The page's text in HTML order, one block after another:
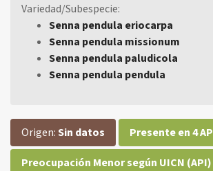
Variedad/Subespecie:
Senna pendula eriocarpa
Senna pendula missionum
Senna pendula paludicola
Senna pendula pendula
Origen:Sin datos
Presente en 4 AP
Preocupación Menor según UICN (API)